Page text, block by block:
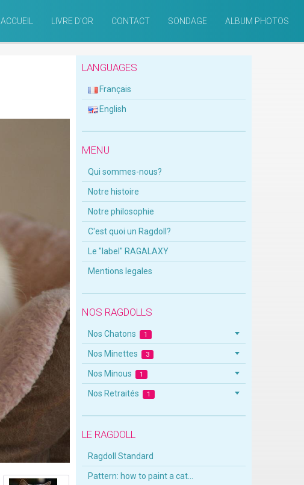
ACCUEIL LIVRE D'OR CONTACT SONDAGE ALBUM PHOTOS
LANGUAGES
Français
English
MENU
Qui sommes-nous?
Notre histoire
Notre philosophie
C'est quoi un Ragdoll?
Le "label" RAGALAXY
Mentions legales
NOS RAGDOLLS
Nos Chatons 1
Nos Minettes 3
Nos Minous 1
Nos Retraités 1
LE RAGDOLL
Ragdoll Standard
Pattern: how to paint a cat...